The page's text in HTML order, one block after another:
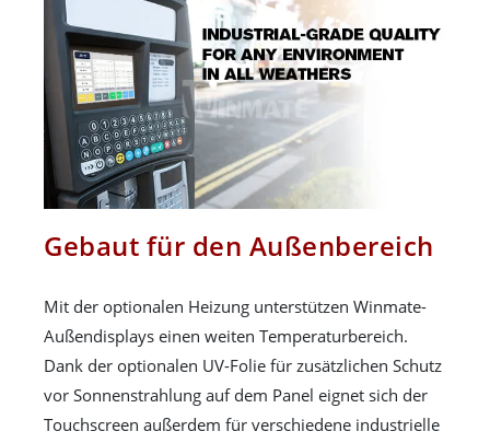
Gebaut für den Außenbereich
Mit der optionalen Heizung unterstützen Winmate-
Außendisplays einen weiten Temperaturbereich.
Dank der optionalen UV-Folie für zusätzlichen Schutz
vor Sonnenstrahlung auf dem Panel eignet sich der
Touchscreen außerdem für verschiedene industrielle